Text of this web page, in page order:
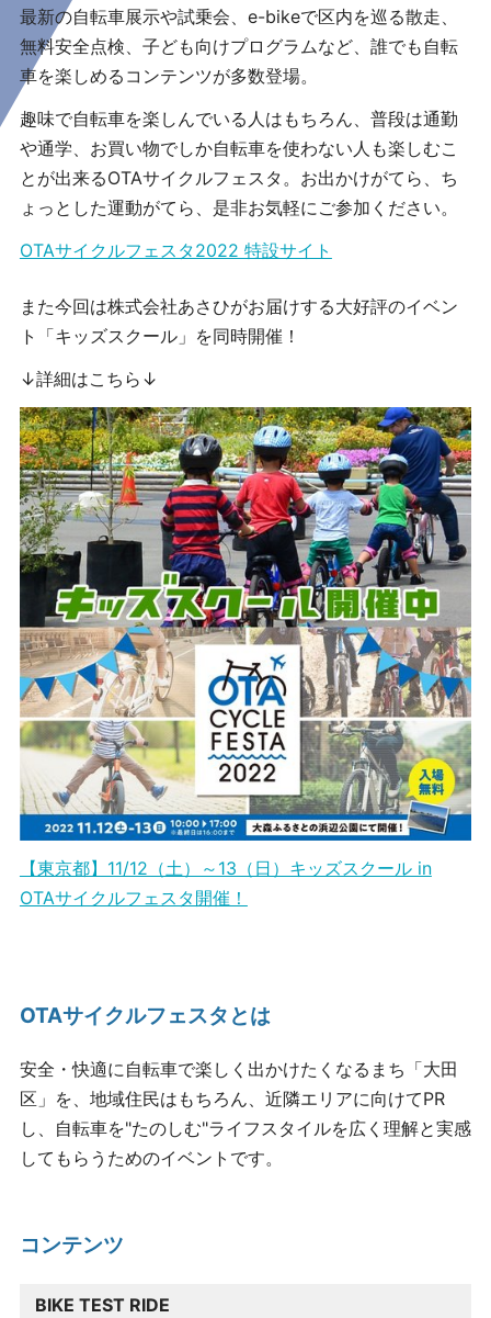
最新の自転車展示や試乗会、e-bikeで区内を巡る散走、
無料安全点検、子ども向けプログラムなど、誰でも自転
車を楽しめるコンテンツが多数登場。
趣味で自転車を楽しんでいる人はもちろん、普段は通勤
や通学、お買い物でしか自転車を使わない人も楽しむこ
とが出来るOTAサイクルフェスタ。お出かけがてら、ち
ょっとした運動がてら、是非お気軽にご参加ください。
OTAサイクルフェスタ2022 特設サイト
また今回は株式会社あさひがお届けする大好評のイベン
ト「キッズスクール」を同時開催！
↓詳細はこちら↓
【東京都】11/12（土）～13（日）キッズスクール in
OTAサイクルフェスタ開催！
OTAサイクルフェスタとは
安全・快適に自転車で楽しく出かけたくなるまち「大田
区」を、地域住民はもちろん、近隣エリアに向けてPR
し、自転車を"たのしむ"ライフスタイルを広く理解と実感
してもらうためのイベントです。
コンテンツ
BIKE TEST RIDE